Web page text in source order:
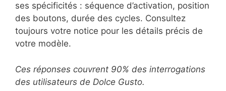
ses spécificités : séquence d’activation, position
des boutons, durée des cycles. Consultez
toujours votre notice pour les détails précis de
votre modèle.
Ces réponses couvrent 90% des interrogations
des utilisateurs de Dolce Gusto.